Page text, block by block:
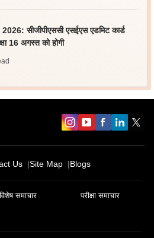
सीजीपीएससी एसईएस एडमिट कार्ड
16 अगस्त को होगी
Us Site Map Blogs
समाचार परीक्षा समाचार